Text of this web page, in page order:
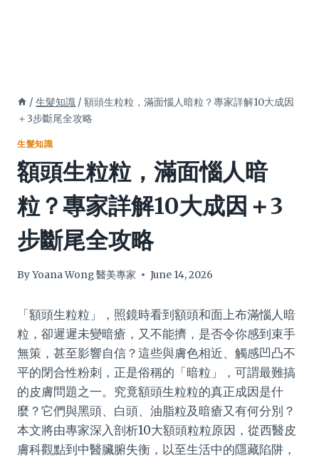
/ 生髮知識 / 額頭生粒粒，滿面惱人暗粒？專家詳解10大成因
＋3步斷尾全攻略
生髮知識
額頭生粒粒，滿面惱人暗
粒？專家詳解10大成因＋3
步斷尾全攻略
ByYoana Wong 醫美專家 June 14, 2026
「額頭生粒粒」，照鏡時看到額頭和面上布滿惱人暗
粒，卻遲遲未變暗瘡，又不能擠，是否令你感到束手
無策，甚至影響自信？這些與膚色相近、觸感凹凸不
平的閉合性粉刺，正是俗稱的「暗粒」，可謂最難搞
的皮膚問題之一。究竟額頭生粒粒的真正成因是什
麼？它們與黑頭、白頭、油脂粒及暗瘡又有何分別？
本文將由專家深入剖析10大額頭粒粒原因，從西醫皮
膚科觀點到中醫臟腑失衡，以至生活中的隱藏陷阱，